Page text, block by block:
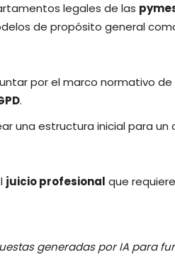
legales de las
de propósito general
por el marco normativo de
.
una estructura inicial para un
juicio profesional que
generadas por IA para